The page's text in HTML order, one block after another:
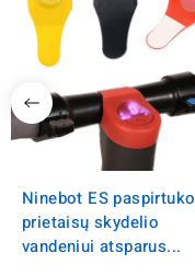
Ninebot ES paspirtuko
prietaisų skydelio
vandeniui atsparus...